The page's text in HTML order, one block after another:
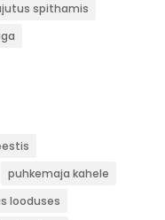
spithamis
puhkemaja kahele
looduses